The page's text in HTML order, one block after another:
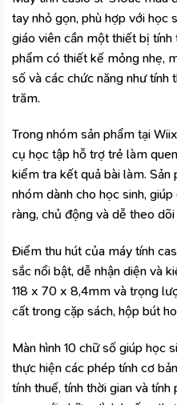
tay nhỏ gọn, phù hợp với học
giáo viên cần một thiết bị tính
phẩm có thiết kế mỏng nhẹ,
số và các chức năng như tính
trăm.
Trong nhóm sản phẩm tại
cụ học tập hỗ trợ trẻ làm
kiểm tra kết quả bài làm.
nhómdành cho học sinh,
ràng, chủ động và dễ theo dõi
Điểm thu hút của máy tính
sắc nổi bật, dễ nhận diện và
118 x 70 x 8,4mm và trọng
cất trong cặp sách, hộp bút
Màn hình 10 chữ số giúp học
thực hiện các phép tính cơ
tính thuế, tính thời gian và